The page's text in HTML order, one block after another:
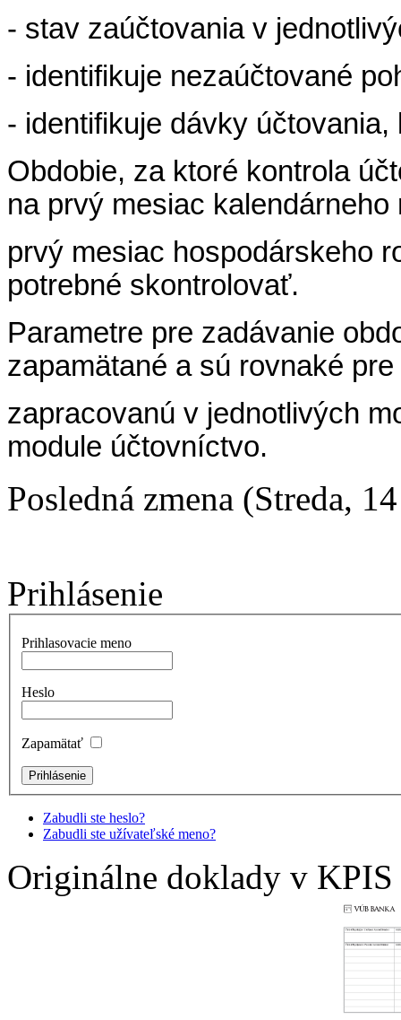
- stav zaúčtovania v
- identifikuje nezaúčtované
- identifikuje dávky
Obdobie, za ktoré kontrola
na prvý mesiac kalendárneho
prvý mesiac hospodárskeho
potrebné skontrolovať.
Parametre pre zadávanie
zapamätané a sú rovnaké
zapracovanú v jednotlivých
module účtovníctvo.
Posledná zmena (Streda,
Prihlásenie
Prihlasovacie meno
Heslo
Zapamätať
Zabudli ste heslo?
Zabudli ste užívateľské meno?
Originálne doklady v